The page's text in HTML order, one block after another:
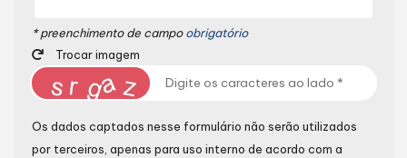
* preenchimento de campoobrigatório
Trocar imagem
Os dados captados nesse formulário não serão utilizados
por terceiros, apenas para uso interno de acordo com a